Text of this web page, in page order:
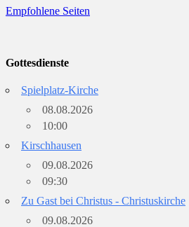
Empfohlene Seiten
Gottesdienste
Spielplatz-Kirche
08.08.2026
10:00
Kirschhausen
09.08.2026
09:30
Zu Gast bei Christus - Christuskirche
09.08.2026